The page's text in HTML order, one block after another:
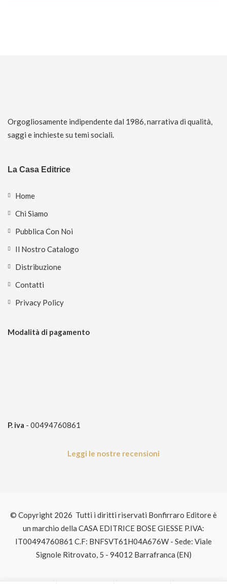
Orgogliosamente indipendente dal 1986, narrativa di qualità,
saggi e inchieste su temi sociali.
La Casa Editrice
Home
Chi Siamo
Pubblica Con Noi
Il Nostro Catalogo
Distribuzione
Contatti
Privacy Policy
Modalità di pagamento
P. iva - 00494760861
Leggi le nostre recensioni
© Copyright 2026 Tutti i diritti riservati Bonfirraro Editore è
un marchio della CASA EDITRICE BOSE GIESSE P.IVA:
IT00494760861 C.F: BNFSVT61H04A676W - Sede: Viale
Signole Ritrovato, 5 - 94012 Barrafranca (EN)